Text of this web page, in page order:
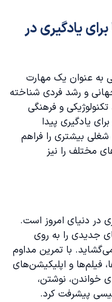
برای یادگیری
نظر
برای یادگیری در
خارجی به عنوان یک مهارت
و رشد فردی شناخته
و فرهنگی
یادگیری پیدا
بیشتری را فراهم
مختلف را نیز
در دنیای امروز است.
جدیدی را به روی
با تمرین مداوم
فیلم‌ها و اپلیکیشن‌های
خواندن، نوشتن،
پیشرفت کرد.